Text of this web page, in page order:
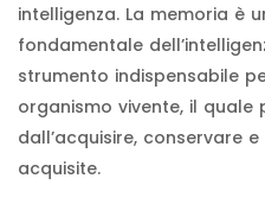
intelligenza. La memoria è
fondamentale
strumento indispensabile
organismo vivente, il
dall’acquisire, conservare
acquisite.